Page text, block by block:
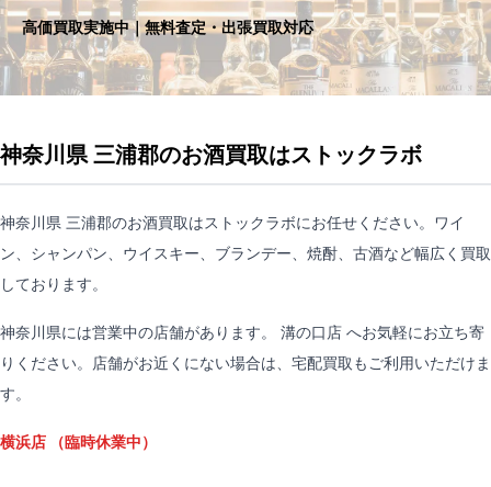
高価買取実施中｜無料査定・出張買取対応
神奈川県 三浦郡のお酒買取はストックラボ
神奈川県 三浦郡のお酒買取はストックラボにお任せください。ワイ
ン、シャンパン、ウイスキー、ブランデー、焼酎、古酒など幅広く買取
しております。
神奈川県には営業中の店舗があります。 溝の口店 へお気軽にお立ち寄
りください。店舗がお近くにない場合は、 宅配買取 もご利用いただけま
す。
横浜店 （臨時休業中）